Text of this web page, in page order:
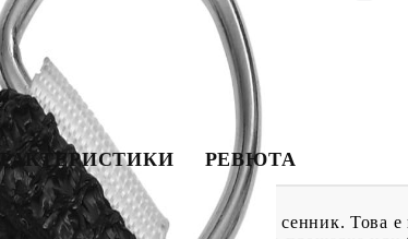
РЕВЮТА
където пожелаете, с този HDPE сенник. Това